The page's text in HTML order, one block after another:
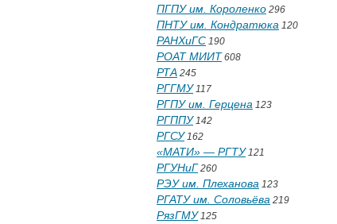
ПГПУ им. Короленко 296
ПНТУ им. Кондратюка 120
РАНХиГС 190
РОАТ МИИТ 608
РТА 245
РГГМУ117
РГПУ им. Герцена 123
РГППУ142
РГСУ162
«МАТИ» — РГТУ121
РГУНиГ 260
РЭУ им. Плеханова 123
РГАТУ им. Соловьёва 219
РязГМУ125